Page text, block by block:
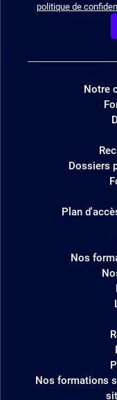
politique de
Notre
Dossiers
Plan
Nos
Nos formations